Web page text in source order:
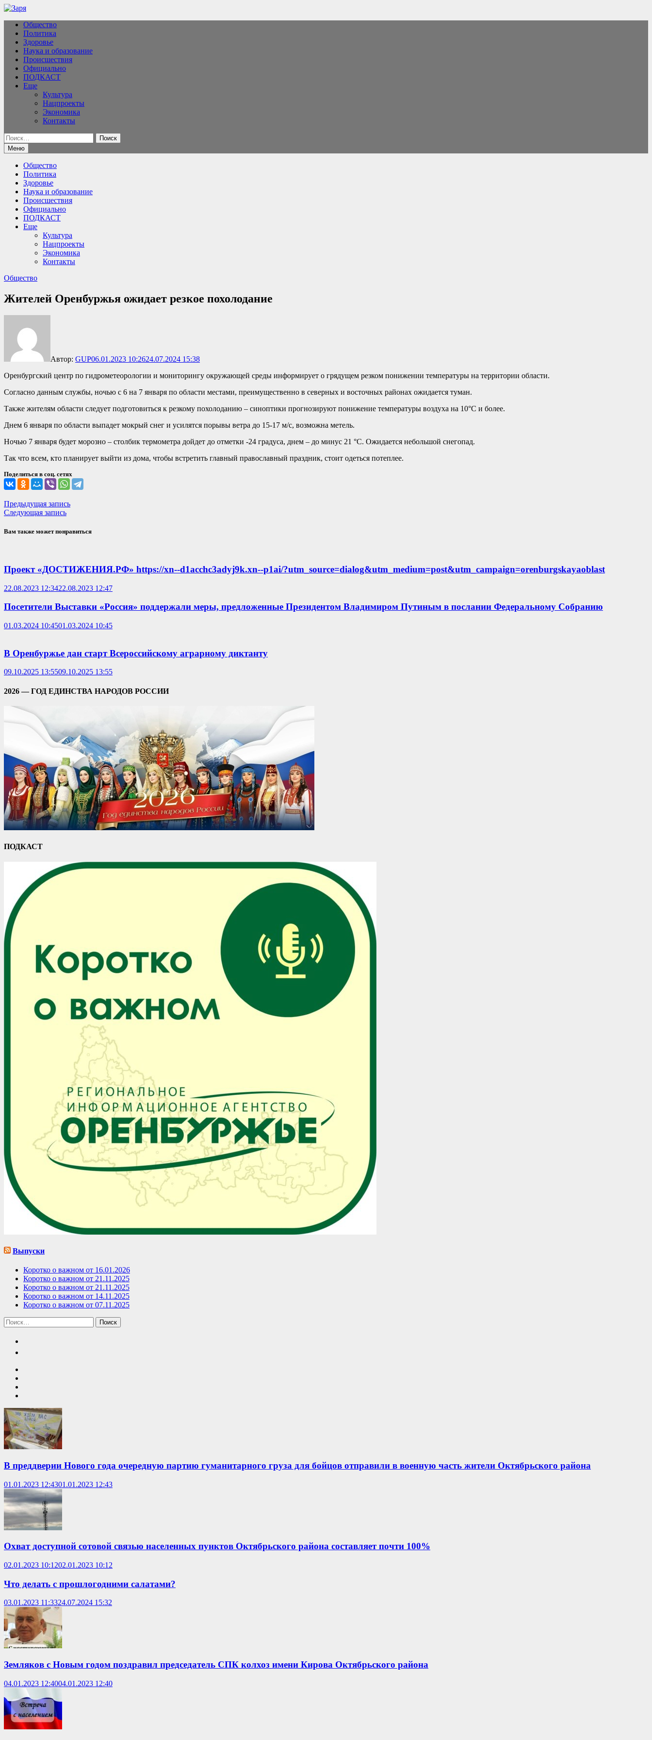
Перейти
содержимому
Общество
Политика
Здоровье
Наука и образование
Происшествия
Официально
ПОДКАСТ
Еще
Культура
Нацпроекты
Экономика
Контакты
Найти:
Меню
Общество
Политика
Здоровье
Наука и образование
Происшествия
Официально
ПОДКАСТ
Еще
Культура
Нацпроекты
Экономика
Контакты
Общество
Жителей Оренбуржья ожидает резкое похолодание
Автор: GUP06.01.2023 10:2624.07.2024 15:38
Оренбургский центр по гидрометеорологии и мониторингу окружающей среды информирует о грядущем резком понижении температуры на территории области.
Согласно данным службы, ночью с 6 на 7 января по области местами, преимущественно в северных и восточных районах ожидается туман.
Также жителям области следует подготовиться к резкому похолоданию – синоптики прогнозируют понижение температуры воздуха на 10°С и более.
Днем 6 января по области выпадет мокрый снег и усилятся порывы ветра до 15-17 м/с, возможна метель.
Ночью 7 января будет морозно – столбик термометра дойдет до отметки -24 градуса, днем – до минус 21 °С. Ожидается небольшой снегопад.
Так что всем, кто планирует выйти из дома, чтобы встретить главный православный праздник, стоит одеться потеплее.
Поделиться в соц. сетях
Навигация
по
записям
Предыдущая записьПредыдущая
Следующая записьСледующая
Вам также может понравиться
Проект «ДОСТИЖЕНИЯ.РФ» https://xn--d1acchc3adyj9k.xn--p1ai/?utm_source=dialog&utm_medium=post&utm_campaign=orenburgskayaoblast
22.08.2023 12:3422.08.2023 12:47
Посетители Выставки «Россия» поддержали меры, предложенные Президентом Владимиром Путиным в послании Федеральному Собранию
01.03.2024 10:4501.03.2024 10:45
В Оренбуржье дан старт Всероссийскому аграрному диктанту
09.10.2025 13:5509.10.2025 13:55
2026 — ГОД ЕДИНСТВА НАРОДОВ РОССИИ
ПОДКАСТ
Выпуски
Коротко о важном от 16.01.2026
Коротко о важном от 21.11.2025
Коротко о важном от 21.11.2025
Коротко о важном от 14.11.2025
Коротко о важном от 07.11.2025
Найти:
В преддверии Нового года очередную партию гуманитарного груза для бойцов отправили в военную часть жители Октябрьского района
01.01.2023 12:4301.01.2023 12:43
Охват доступной сотовой связью населенных пунктов Октябрьского района составляет почти 100%
02.01.2023 10:1202.01.2023 10:12
Что делать с прошлогодними салатами?
03.01.2023 11:3324.07.2024 15:32
Земляков с Новым годом поздравил председатель СПК колхоз имени Кирова Октябрьского района
04.01.2023 12:4004.01.2023 12:40